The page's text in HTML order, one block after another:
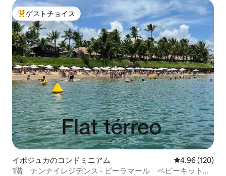
大好評のゲストチョイスです。
ゲストチョイス
イポジュカのコンドミニアム レビュー120
4.96 (120)
1階 ナンナイレジデンス - ビーラマール ベビーキット付